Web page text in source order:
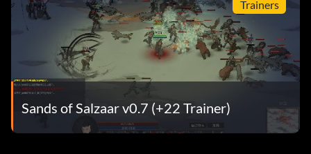
Trainers
Sands of Salzaar v0.7 (+22 Trainer)